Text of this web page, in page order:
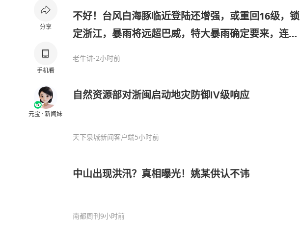
分享
手机看
元宝 · 新闻妹
不好！台风白海豚临近登陆还增强，或重回16级，锁
定浙江，暴雨将远超巴威，特大暴雨确定要来，连下
老牛讲-2小时前
自然资源部对浙闽启动地灾防御Ⅳ级响应
天下泉城新闻客户端5小时前
中山出现洪汛？真相曝光！姚某供认不讳
南都周刊9小时前